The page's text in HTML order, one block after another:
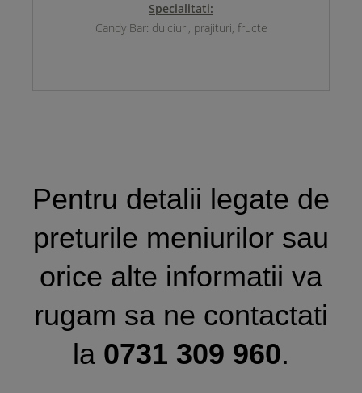
Specialitati:
Candy Bar: dulciuri, prajituri, fructe
Pentru detalii legate de
preturile meniurilor sau
orice alte informatii va
rugam sa ne contactati
la 0731 309 960.